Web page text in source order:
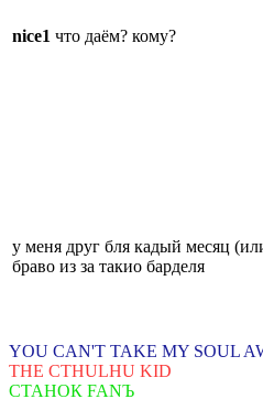
nice1 что даём? кому?
у меня друг бля кадый месяц
браво из за такио барделя
YOU CAN'T TAKE MY SOUL
THE CTHULHU KID
СТАНОК FANЪ